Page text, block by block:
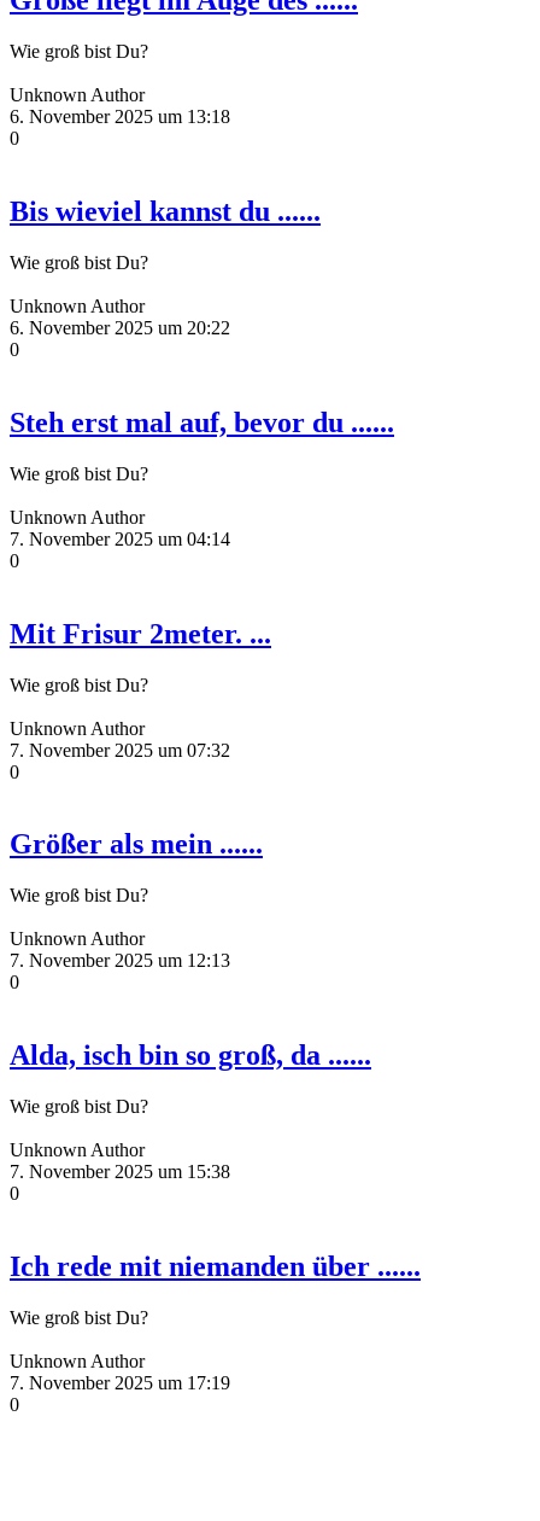
Wie groß bist Du?
Unknown Author
6. November 2025 um 13:18
0
Bis wieviel kannst du ......
Wie groß bist Du?
Unknown Author
6. November 2025 um 20:22
0
Steh erst mal auf, bevor du ......
Wie groß bist Du?
Unknown Author
7. November 2025 um 04:14
0
Mit Frisur 2meter. ...
Wie groß bist Du?
Unknown Author
7. November 2025 um 07:32
0
Größer als mein ......
Wie groß bist Du?
Unknown Author
7. November 2025 um 12:13
0
Alda, isch bin so groß, da ......
Wie groß bist Du?
Unknown Author
7. November 2025 um 15:38
0
Ich rede mit niemanden über ......
Wie groß bist Du?
Unknown Author
7. November 2025 um 17:19
0